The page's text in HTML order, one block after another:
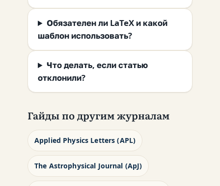
Обязателен ли LaTeX и какой
шаблон использовать?
Что делать, если статью
отклонили?
Гайды по другим журналам
Applied Physics Letters (APL)
The Astrophysical Journal (ApJ)